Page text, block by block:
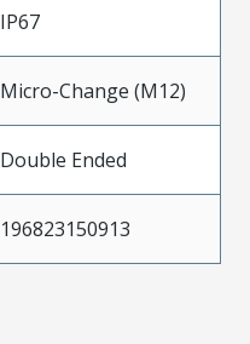
IP67
Micro-Change (M12)
Double Ended
196823150913